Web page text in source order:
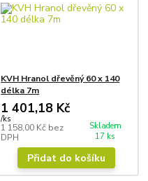
KVH Hranol dřevěný 60 x 140
délka 7m
1 401,18 Kč
/ks
1 158,00 Kč bez
DPH
Skladem
17 ks
Přidat do košíku